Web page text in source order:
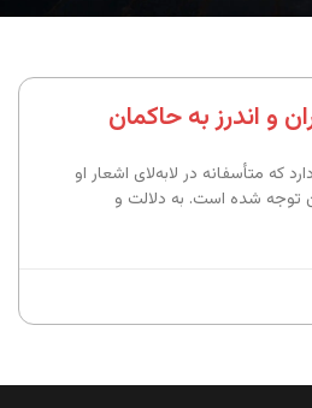
اندرز به حاکمان
متأسفانه در لا‌به‌لای اشعار او
توجه شده است. به دلالت و